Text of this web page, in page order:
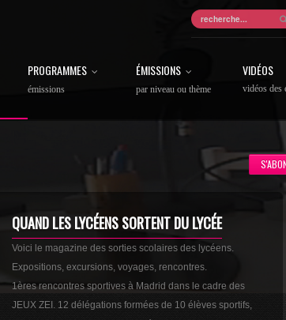
PROGRAMMES
émissions
ÉMISSIONS
par niveau ou thème
VIDÉOS
vidéos des
QUAND LES LYCÉENS SORTENT DU LYCÉE
Voici le magazine des sorties scolaires des lycéens.
Expositions, excursions, voyages, rencontres.
1ères rencontres sportives à Madrid dans le cadre des
JEUX ZEI. 12 délégations formées de 10 élèves sportifs,